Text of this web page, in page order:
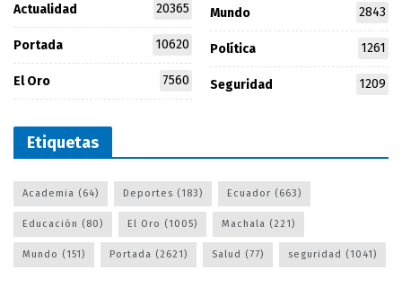
Actualidad 20365
Portada 10620
El Oro 7560
Mundo 2843
Política 1261
Seguridad 1209
Etiquetas
Academia (64) Deportes (183) Ecuador (663)
Educación (80) El Oro (1005) Machala (221)
Mundo (151) Portada (2621) Salud (77) seguridad (1041)